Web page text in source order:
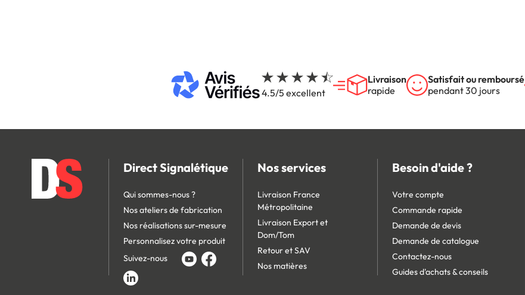
4.5/5 excellent
Livraison
rapide
Satisfait ou remboursé
pendant 30 jours
Direct Signalétique
Qui sommes-nous ?
Nos ateliers de fabrication
Nos réalisations sur-mesure
Personnalisez votre produit
Suivez-nous
Nos services
Livraison France
Métropolitaine
Livraison Export et
Dom/Tom
Retour et SAV
Nos matières
Besoin d'aide ?
Votre compte
Commande rapide
Demande de devis
Demande de catalogue
Contactez-nous
Guides d'achats & conseils